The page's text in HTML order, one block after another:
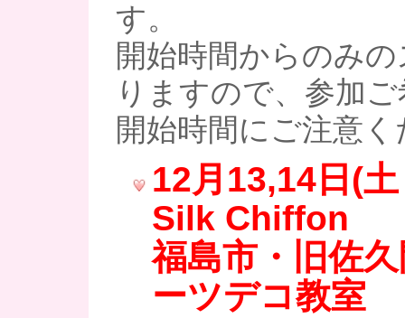
す。
開始時間からのみ
りますので、参加
開始時間にご注意
12月13,14日(
Silk Chiffon
福島市・旧佐
ーツデコ教室